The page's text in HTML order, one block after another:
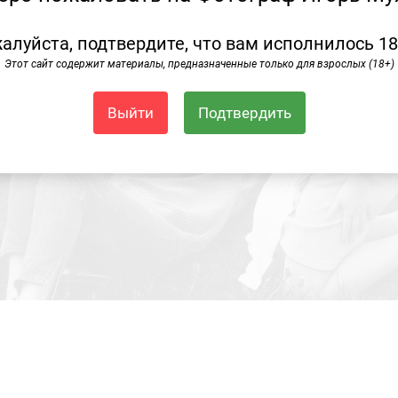
подтвердите, что вам исполнилось
Этот сайт содержит материалы, предназначенные только для взрослых (18+)
Выйти Подтвердить